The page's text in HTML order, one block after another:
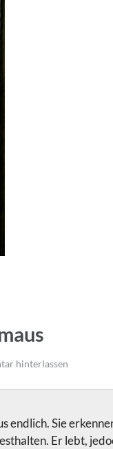
hinterlassen
endlich. Sie
Er lebt,